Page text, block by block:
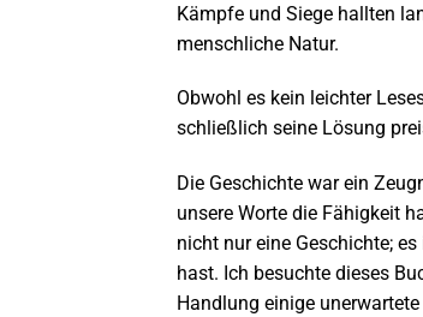
Kämpfe und Siege hallten
menschliche Natur.
Obwohl es kein leichter
schließlich seine Lösung
Die Geschichte war ein
unsere Worte die Fähigkeit
nicht nur eine Geschichte;
hast. Ich besuchte dieses
Handlung einige